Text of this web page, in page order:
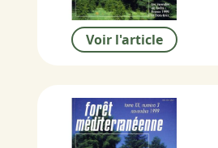
Voir l'article